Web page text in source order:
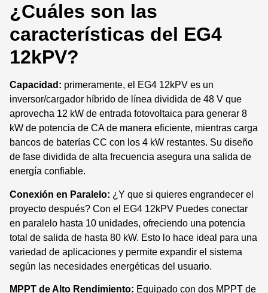
¿Cuáles son las
características del EG4
12kPV?
Capacidad: primeramente, el EG4 12kPV es un
inversor/cargador híbrido de línea dividida de 48 V que
aprovecha 12 kW de entrada fotovoltaica para generar 8
kW de potencia de CA de manera eficiente, mientras carga
bancos de baterías CC con los 4 kW restantes. Su diseño
de fase dividida de alta frecuencia asegura una salida de
energía confiable.
Conexión en Paralelo: ¿Y que si quieres engrandecer el
proyecto después? Con el EG4 12kPV Puedes conectar
en paralelo hasta 10 unidades, ofreciendo una potencia
total de salida de hasta 80 kW. Esto lo hace ideal para una
variedad de aplicaciones y permite expandir el sistema
según las necesidades energéticas del usuario.
MPPT de Alto Rendimiento: Equipado con dos MPPT de